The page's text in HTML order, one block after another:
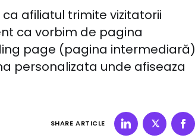
afiliatul trimite vizitatorii
ca vorbim de pagina
page (pagina intermediară)
personalizata unde afiseaza
SHARE ARTICLE